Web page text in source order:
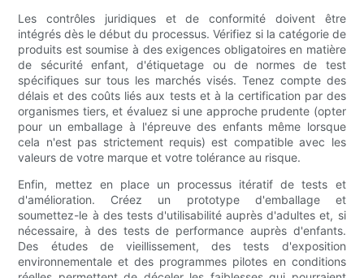
Les contrôles juridiques et de conformité doivent être
intégrés dès le début du processus. Vérifiez si la catégorie de
produits est soumise à des exigences obligatoires en matière
de sécurité enfant, d'étiquetage ou de normes de test
spécifiques sur tous les marchés visés. Tenez compte des
délais et des coûts liés aux tests et à la certification par des
organismes tiers, et évaluez si une approche prudente (opter
pour un emballage à l'épreuve des enfants même lorsque
cela n'est pas strictement requis) est compatible avec les
valeurs de votre marque et votre tolérance au risque.
Enfin, mettez en place un processus itératif de tests et
d'amélioration. Créez un prototype d'emballage et
soumettez-le à des tests d'utilisabilité auprès d'adultes et, si
nécessaire, à des tests de performance auprès d'enfants.
Des études de vieillissement, des tests d'exposition
environnementale et des programmes pilotes en conditions